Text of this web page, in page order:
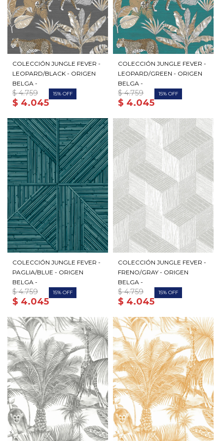
COLECCIÓN JUNGLE FEVER -
LEOPARD/BLACK - ORIGEN
BELGA -
$ 4.045
$ 4.759 15
COLECCIÓN JUNGLE FEVER -
LEOPARD/GREEN - ORIGEN
BELGA -
$ 4.045
$ 4.759 15
COLECCIÓN JUNGLE FEVER -
PAGLIA/BLUE - ORIGEN
BELGA -
$ 4.045
$ 4.759 15
COLECCIÓN JUNGLE FEVER -
FRENO/GRAY - ORIGEN
BELGA -
$ 4.045
$ 4.759 15